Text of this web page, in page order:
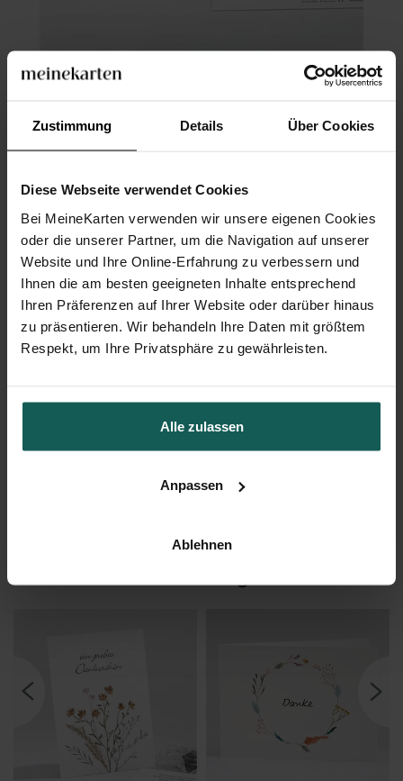
Zustimmung Details Über Cookies
Diese Webseite verwendet Cookies
Bei MeineKarten verwenden wir unsere eigenen Cookies
oder die unserer Partner, um die Navigation auf unserer
Website und Ihre Online-Erfahrung zu verbessern und
Ihnen die am besten geeigneten Inhalte entsprechend
Ihren Präferenzen auf Ihrer Website oder darüber hinaus
zu präsentieren. Wir behandeln Ihre Daten mit größtem
Respekt, um Ihre Privatsphäre zu gewährleisten.
Alle zulassen
Anpassen
Ablehnen